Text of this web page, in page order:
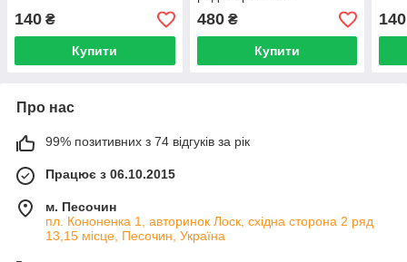
140 ₴
Купити
Перехідник 150.50.028
480₴
Купити
140
Про нас
99% позитивних з 74 відгуків за рік
Працює з 06.10.2015
м. Песочин
пл. Кононенка 1, авторинок Лоск, східна сторона 2 ряд
13,15 місце, Песочин, Україна